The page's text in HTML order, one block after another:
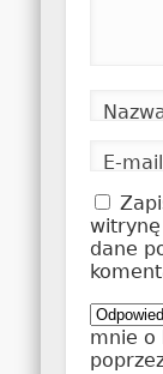
E-mail
witrynę
dane
mnie o